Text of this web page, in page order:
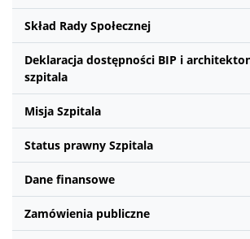
Skład Rady Społecznej
Deklaracja dostępności BIP i
szpitala
Misja Szpitala
Status prawny Szpitala
Dane finansowe
Zamówienia publiczne